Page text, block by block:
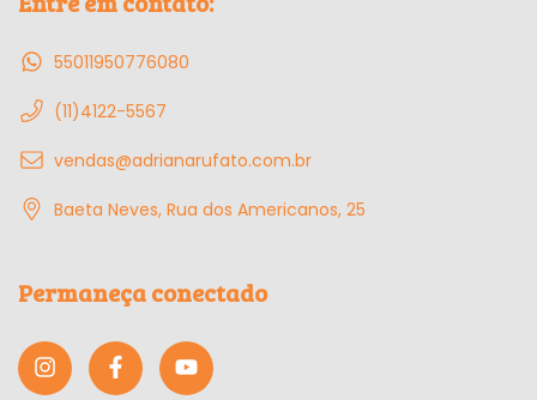
55011950776080
(11)4122-5567
vendas@adrianarufato.com.br
Baeta Neves, Rua dos Americanos, 25
Permaneça conectado